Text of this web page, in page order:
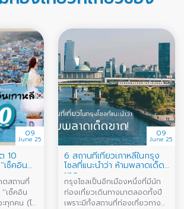
09
June 25
10
เช็คอิน
ตสถานที่
เช็คอิน
ะทุกคน (โค
09
June 25
6 สถานที่เที่ยวเกาหลีในกรุง
โซลที่แนะนำว่า ห้ามพลาดเด็ด
ขาด
กรุงโซลเป็นอีกเมืองหนึ่งที่มีนัก
ท่องเที่ยวเดินทางมาตลอดทั้งปี
เพราะมีทั้งสถานที่ท่องเที่ยวทาง